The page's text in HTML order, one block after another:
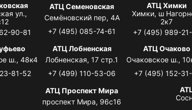
ул.,
90-81
АТЦ Семеновская
Семёновский пер, 4А
+7 (495) 085-74-61
АТЦ Химки
Химки, ш
2к7
+7 (495) 989-
ш., 48к4
81-52
АТЦ Лобненская
Лобненская, 17 стр.1
+7 (499) 110-53-06
АТЦ Очаково
Очаковское ш.,
+7 (495) 152-31-
АТЦ Проспект Мира
проспект Мира, 96с16